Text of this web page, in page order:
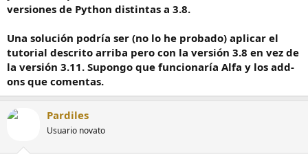
versiones de Python distintas a 3.8.
Una solución podría ser (no lo he probado) aplicar el
tutorial descrito arriba pero con la versión 3.8 en vez de
la versión 3.11. Supongo que funcionaría Alfa y los add-
ons que comentas.
Pardiles
Usuario novato